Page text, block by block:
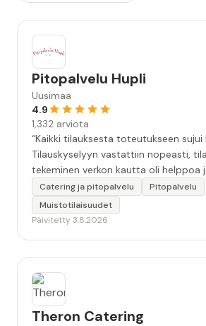
Pitopalvelu Hupli
Uusimaa
4.9
1,332 arviota
“Kaikki tilauksesta toteutukseen sujui
Tilauskyselyyn vastattiin nopeasti,
tekeminen verkon kautta oli helppoa
Kävimme tilauksen vielä kahteen
läpi, että kaikki seikat oltiin varmasti
Tilaisuudessa tarjoilija oli todella
Catering ja pitopalvelu
Pitopalvelu
Muistotilaisuudet
Päivitetty 3.8.2026
Theron Catering